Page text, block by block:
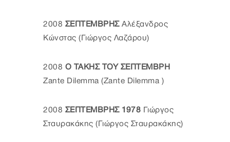
2008 ΣΕΠΤΕΜΒΡΗΣΑλέξανδρος
Κώνστας (Γιώργος Λαζάρου)
2008 Ο ΤΑΚΗΣ ΤΟΥ ΣΕΠΤΕΜΒΡΗ
Zante Dilemma (Zante Dilemma )
2008 ΣΕΠΤΕΜΒΡΗΣ 1978 Γιώργος
Σταυρακάκης (Γιώργος Σταυρακάκης)